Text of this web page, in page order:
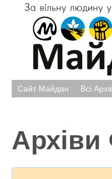
Сайт Майдан Всі